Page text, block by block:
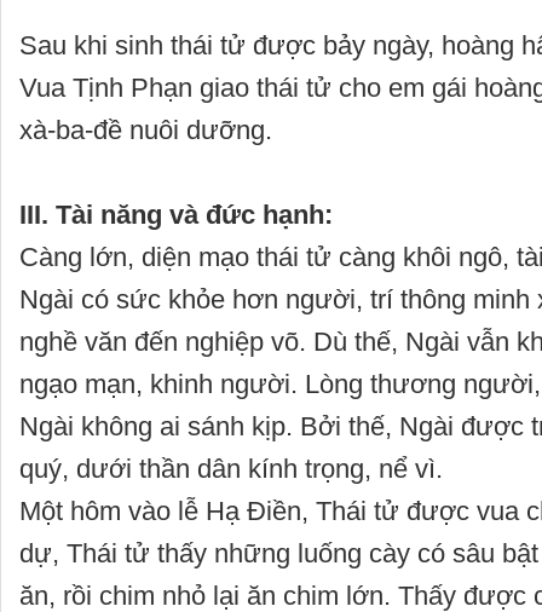
Sau khi sinh thái tử được bảy ngày, hoàng
Vua Tịnh Phạn giao thái tử cho em gái
xà-ba-đề nuôi dưỡng.
III. Tài năng và đức hạnh:
Càng lớn, diện mạo thái tử càng khôi ngô,
Ngài có sức khỏe hơn người, trí thông minh
nghề văn đến nghiệp võ. Dù thế, Ngài vẫn
ngạo mạn, khinh người. Lòng thương
Ngài không ai sánh kịp. Bởi thế, Ngài được
quý, dưới thần dân kính trọng, nể vì.
Một hôm vào lễ Hạ Điền, Thái tử được vua
dự, Thái tử thấy những luống cày có sâu
ăn, rồi chim nhỏ lại ăn chim lớn. Thấy được